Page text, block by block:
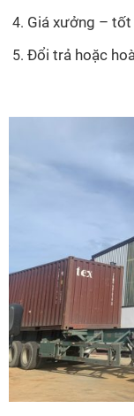
Giá xưởng – tốt
Đổi trả hoặc